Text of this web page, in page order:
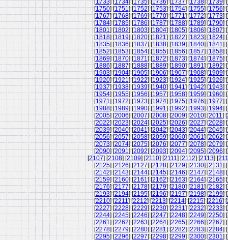
[1733] [1734] [1735] [1736] [1737] [1738] [1739] [
[1750] [1751] [1752] [1753] [1754] [1755] [1756] [
[1767] [1768] [1769] [1770] [1771] [1772] [1773] [
[1784] [1785] [1786] [1787] [1788] [1789] [1790] [
[1801] [1802] [1803] [1804] [1805] [1806] [1807] [
[1818] [1819] [1820] [1821] [1822] [1823] [1824] [
[1835] [1836] [1837] [1838] [1839] [1840] [1841] [
[1852] [1853] [1854] [1855] [1856] [1857] [1858] [
[1869] [1870] [1871] [1872] [1873] [1874] [1875] [
[1886] [1887] [1888] [1889] [1890] [1891] [1892] [
[1903] [1904] [1905] [1906] [1907] [1908] [1909] [
[1920] [1921] [1922] [1923] [1924] [1925] [1926] [
[1937] [1938] [1939] [1940] [1941] [1942] [1943] [
[1954] [1955] [1956] [1957] [1958] [1959] [1960] [
[1971] [1972] [1973] [1974] [1975] [1976] [1977] [
[1988] [1989] [1990] [1991] [1992] [1993] [1994] [
[2005] [2006] [2007] [2008] [2009] [2010] [2011] [
[2022] [2023] [2024] [2025] [2026] [2027] [2028] [
[2039] [2040] [2041] [2042] [2043] [2044] [2045] [
[2056] [2057] [2058] [2059] [2060] [2061] [2062] [
[2073] [2074] [2075] [2076] [2077] [2078] [2079] [
[2090] [2091] [2092] [2093] [2094] [2095] [2096] [
[2107] [2108] [2109] [2110] [2111] [2112] [2113] [
[2125] [2126] [2127] [2128] [2129] [2130] [2131] [
[2142] [2143] [2144] [2145] [2146] [2147] [2148] [
[2159] [2160] [2161] [2162] [2163] [2164] [2165] [
[2176] [2177] [2178] [2179] [2180] [2181] [2182] [
[2193] [2194] [2195] [2196] [2197] [2198] [2199] [
[2210] [2211] [2212] [2213] [2214] [2215] [2216] [
[2227] [2228] [2229] [2230] [2231] [2232] [2233] [
[2244] [2245] [2246] [2247] [2248] [2249] [2250] [
[2261] [2262] [2263] [2264] [2265] [2266] [2267] [
[2278] [2279] [2280] [2281] [2282] [2283] [2284] [
[2295] [2296] [2297] [2298] [2299] [2300] [2301] [